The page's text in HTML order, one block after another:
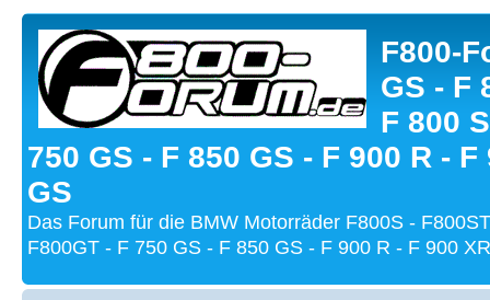
F800-
GS - F
F 800
750 GS - F 850 GS - F 900 R - F
GS
Das Forum für die BMW Motorräder F800S -
F800GT - F 750 GS - F 850 GS - F 900 R - F 900